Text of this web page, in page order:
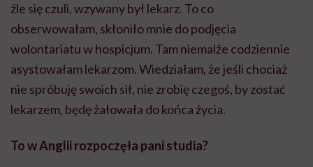
źle się czuli, wzywany był lekarz. To co
obserwowałam, skłoniło mnie do podjęcia
wolontariatu w hospicjum. Tam niemalże codziennie
asystowałam lekarzom. Wiedziałam, że jeśli chociaż
nie spróbuję swoich sił, nie zrobię czegoś, by zostać
lekarzem, będę żałowała do końca życia.
To w Anglii rozpoczęła pani studia?